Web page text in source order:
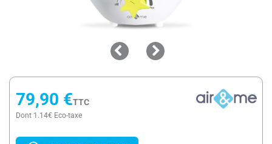
79,90 €TTC
Dont 1.14€ Eco-taxe